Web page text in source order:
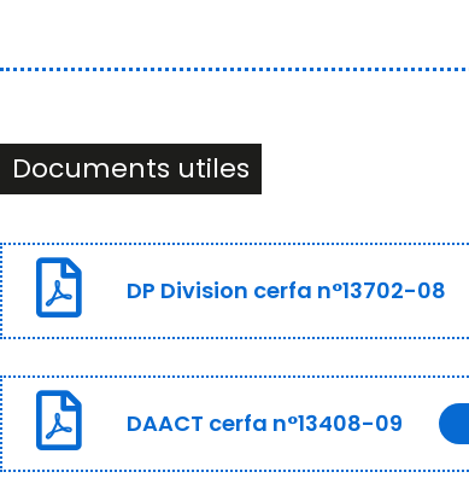
Documents utiles
DP Division cerfa n°13702-08
DAACT cerfa n°13408-09